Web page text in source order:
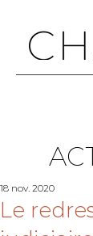
Le
18 nov. 2020